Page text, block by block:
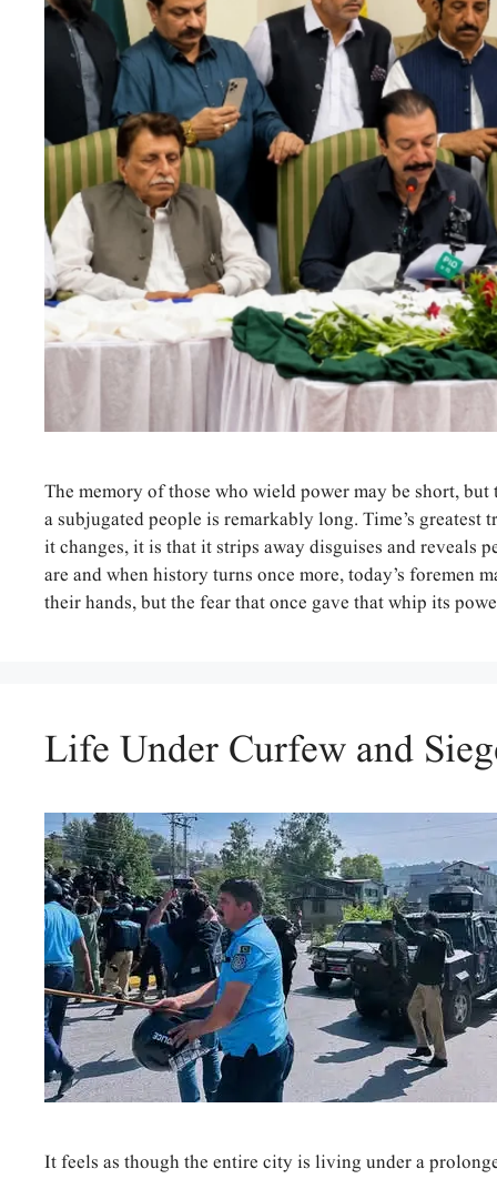
The memory of those who wield power may be short,
a subjugated people is remarkably long. Time’s greatest
it changes, it is that it strips away disguises and reveals
are and when history turns once more, today’s foremen
their hands, but the fear that once gave that whip its
Life Under Curfew and
It feels as though the entire city is living under a